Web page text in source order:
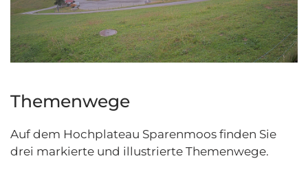
Themenwege
Auf dem Hochplateau Sparenmoos finden Sie
drei markierte und illustrierte Themenwege.